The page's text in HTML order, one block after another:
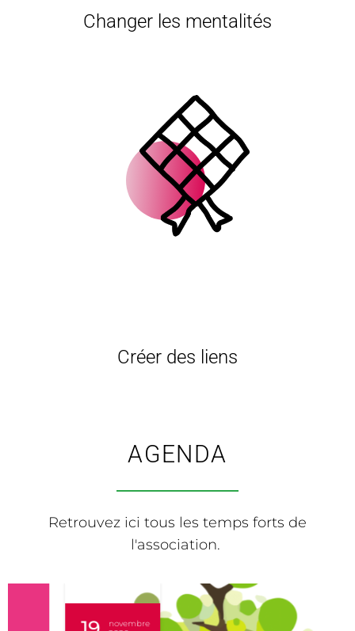
Changer les mentalités
Créer des liens
AGENDA
Retrouvez ici tous les temps forts de
l'association.
novembre